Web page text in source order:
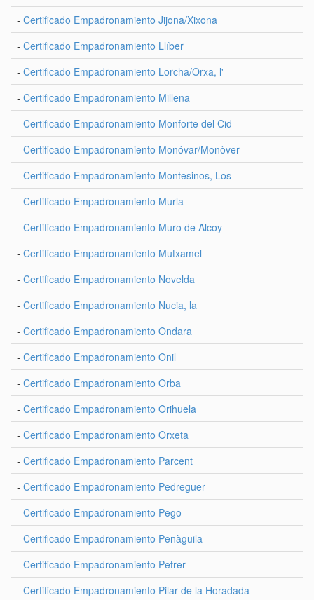
- Certificado Empadronamiento Jijona/Xixona
- Certificado Empadronamiento Llíber
- Certificado Empadronamiento Lorcha/Orxa, l'
- Certificado Empadronamiento Millena
- Certificado Empadronamiento Monforte del Cid
- Certificado Empadronamiento Monóvar/Monòver
- Certificado Empadronamiento Montesinos, Los
- Certificado Empadronamiento Murla
- Certificado Empadronamiento Muro de Alcoy
- Certificado Empadronamiento Mutxamel
- Certificado Empadronamiento Novelda
- Certificado Empadronamiento Nucia, la
- Certificado Empadronamiento Ondara
- Certificado Empadronamiento Onil
- Certificado Empadronamiento Orba
- Certificado Empadronamiento Orihuela
- Certificado Empadronamiento Orxeta
- Certificado Empadronamiento Parcent
- Certificado Empadronamiento Pedreguer
- Certificado Empadronamiento Pego
- Certificado Empadronamiento Penàguila
- Certificado Empadronamiento Petrer
- Certificado Empadronamiento Pilar de la Horadada